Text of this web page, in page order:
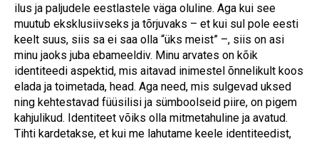
ilus ja paljudele eestlastele väga oluline. Aga kui see
muutub eksklusiivseks ja tõrjuvaks – et kui sul pole eesti
keelt suus, siis sa ei saa olla “üks meist” –, siis on asi
minu jaoks juba ebameeldiv. Minu arvates on kõik
identiteedi aspektid, mis aitavad inimestel õnnelikult koos
elada ja toimetada, head. Aga need, mis sulgevad uksed
ning kehtestavad füüsilisi ja sümboolseid piire, on pigem
kahjulikud. Identiteet võiks olla mitmetahuline ja avatud.
Tihti kardetakse, et kui me lahutame keele identiteedist,